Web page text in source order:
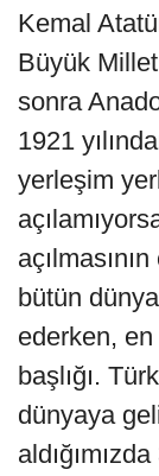
Kemal
Büyük Millet
sonra
1921
yerleşim
bütün
ederken,
başlığı.
dünyaya